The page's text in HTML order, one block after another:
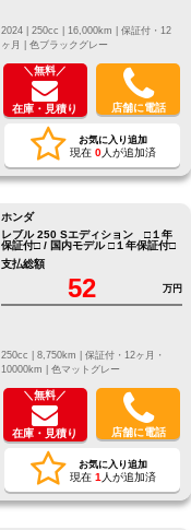
保証付・12
ヶ月 | 色ブラックグレー
＼無料／
在庫・見積り 店舗に電話
お気に入り追加
現在 0人が追加済
ホンダ
レブル 250 Sエディション □１年
保証付□ / 国内モデル □１年保証付□
支払総額
52 万円
保証付・12ヶ月・
10000km | 色マットグレー
＼無料／
在庫・見積り 店舗に電話
お気に入り追加
現在 1 人が追加済